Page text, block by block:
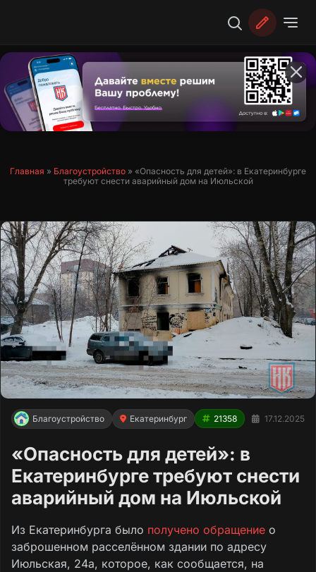
Главная » Благоустройство » «Опасность для детей»: в Екатеринбурге
требуют снести аварийный дом на Июльской
Благоустройство Екатеринбург 21358 17.12.2025
«Опасность для детей»: в
Екатеринбурге требуют снести
аварийный дом на Июльской
Из Екатеринбурга было получено обращение о
заброшенном расселённом здании по адресу
Июльская, 24а, которое, как сообщается, на